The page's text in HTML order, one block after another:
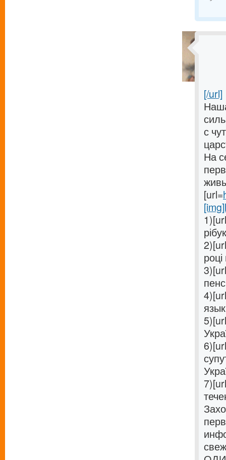
[/url]
с
На
[url=